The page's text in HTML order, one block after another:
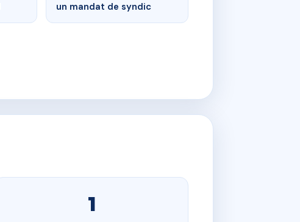
un mandat de syndic
1